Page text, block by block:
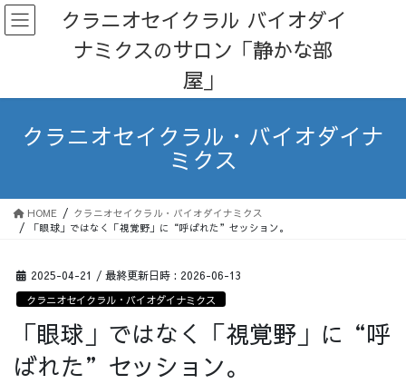
コ
ン
へ
ナ
ビ
ョ
クラニオセイクラル バイオダイ
ナミクスのサロン「静かな部
屋」
クラニオセイクラル・バイオダイナ
ミクス
HOME
クラニオセイクラル・バイオダイナミクス
「眼球」ではなく「視覚野」に“呼ばれた”セッション。
2025-04-21 / 最終更新日時 : 2026-06-13
クラニオセイクラル・バイオダイナミクス
「眼球」ではなく「視覚野」に“呼
ばれた”セッション。